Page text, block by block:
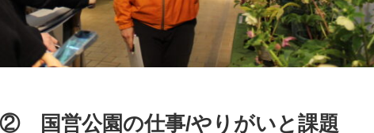
② 国営公園の仕事/やりがいと課題